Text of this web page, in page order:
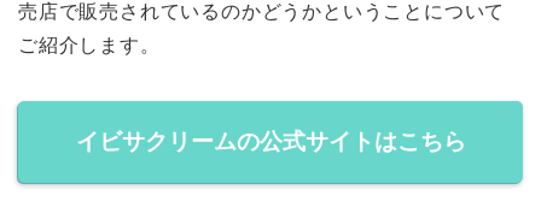
売店で販売されているのかどうかということについて
ご紹介します。
イビサクリームの公式サイトはこちら